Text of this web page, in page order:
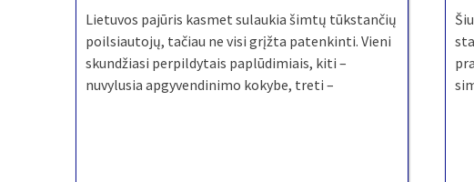
Lietuvos pajūris kasmet sulaukia šimtų tūkstančių
poilsiautojų, tačiau ne visi grįžta patenkinti. Vieni
skundžiasi perpildytais paplūdimiais, kiti –
nuvylusia apgyvendinimo kokybe, treti –